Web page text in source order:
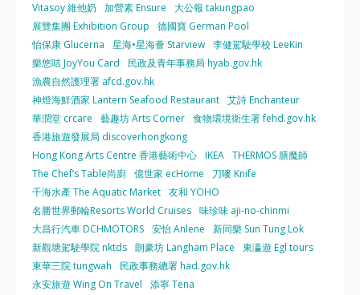
Vitasoy 維他奶
加營素 Ensure
大公報 takungpao
展覽集團 Exhibition Group
德國寶 German Pool
怡保康 Glucerna
星海•星海薈 Starview 李健駕駛學校 LeeKin
樂悠咭 JoyYou Card
民政及青年事務局 hyab.gov.hk
漁農自然護理署 afcd.gov.hk
神燈海鮮酒家 Lantern Seafood Restaurant 艾詩 Enchanteur
華潤堂 crcare
藝趣坊 Arts Corner 食物環境衛生署 fehd.gov.hk
香港旅遊發展局 discoverhongkong
Hong Kong Arts Centre 香港藝術中心 IKEA THERMOS 膳魔師
The Chef’s Table尚廚 億世家 ecHome
刀嘜 Knife
千海水產 The Aquatic Market 友和 YOHO
名勝世界郵輪Resorts World Cruises 味珍味 aji-no-chinmi
大昌行汽車 DCHMOTORS 安怡 Anlene
新同樂 Sun Tung Lok
新觀塘駕駛學院 nktds 朗豪坊 Langham Place
東瀛遊 Egl tours
東華三院 tungwah
民政事務總署 had.gov.hk
永安旅遊 Wing On Travel
添寧 Tena